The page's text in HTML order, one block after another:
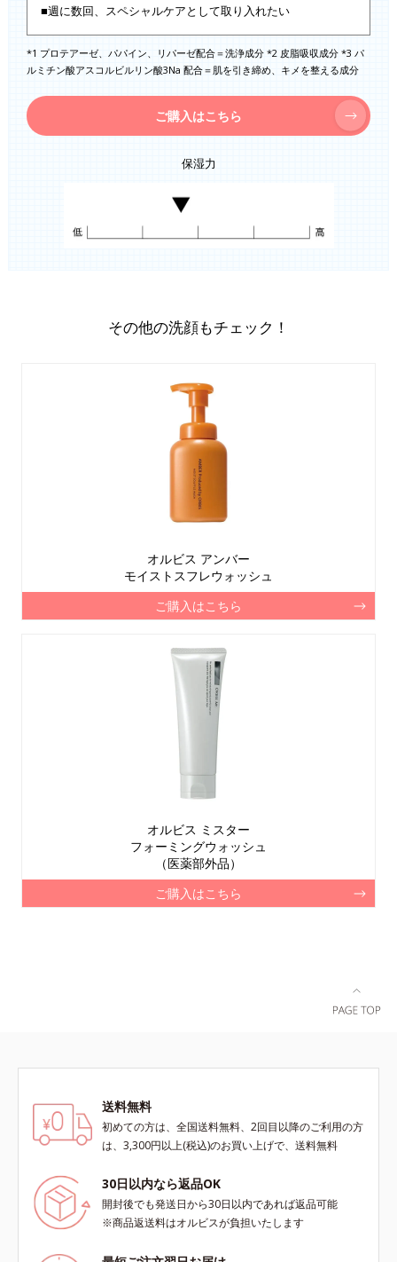
■週に数回、スペシャルケアとして取り入れたい
*1 プロテアーゼ、パパイン、リパーゼ配合＝洗浄成分 *2 皮脂吸収成分 *3 パ
ルミチン酸アスコルビルリン酸3Na 配合＝肌を引き締め、キメを整える成分
ご購入はこちら
保湿力
その他の洗顔もチェック！
オルビス アンバー
モイストスフレウォッシュ
ご購入はこちら
オルビス ミスター
フォーミングウォッシュ
（医薬部外品）
ご購入はこちら
送料無料
初めての方は、全国送料無料、2回目以降のご利用の方
は、3,300円以上(税込)のお買い上げで、送料無料
30日以内なら返品OK
開封後でも発送日から30日以内であれば返品可能
※商品返送料はオルビスが負担いたします